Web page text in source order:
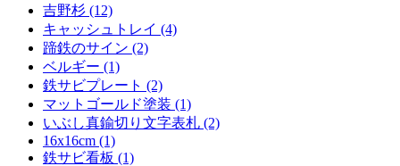
吉野杉 (12)
キャッシュトレイ (4)
蹄鉄のサイン (2)
ベルギー (1)
鉄サビプレート (2)
マットゴールド塗装 (1)
いぶし真鍮切り文字表札 (2)
16x16cm (1)
鉄サビ看板 (1)